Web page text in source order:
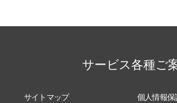
サービス各種ご
サイトマップ
個人情報保